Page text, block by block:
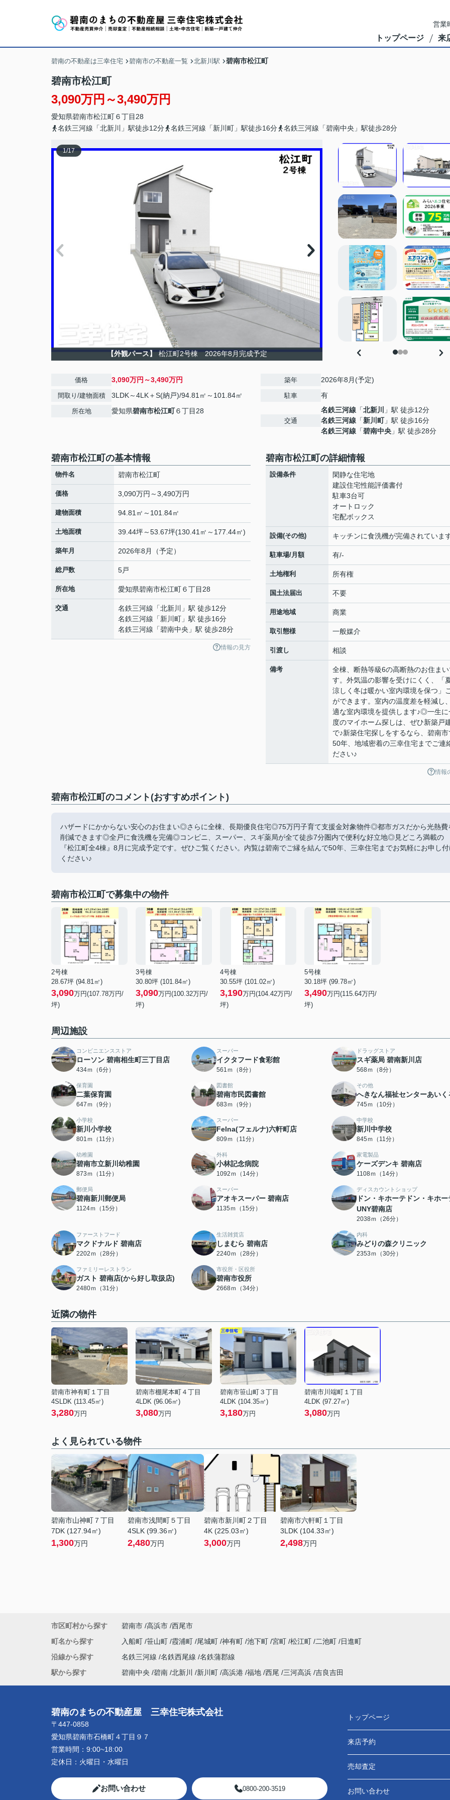
営業
トップページ 来
碧南の不動産は三幸住宅 碧南市の不動産一覧 北新川駅 碧南市松江町
碧南市松江町
3,090万円～3,490万円
愛知県碧南市松江町６丁目28
名鉄三河線「北新川」駅徒歩12分
名鉄三河線「新川町」駅徒歩16分 名鉄三河線「碧南中央」駅徒歩28分
1/17
【外観パース】 松江町2号棟 2026年8月完成予定
価格 3,090万円～3,490万円
間取り/建物面積 3LDK～4LK＋S(納戸)/94.81㎡～101.84㎡
所在地 愛知県碧南市松江町６丁目28
築年 2026年8月(予定)
駐車 有
交通
名鉄三河線 「北新川
」駅 徒歩12分
名鉄三河線 「新川町」駅 徒歩16分
名鉄三河線 「碧南中央 」駅 徒歩28分
碧南市松江町の基本情報
物件名 碧南市松江町
価格 3,090万円～3,490万円
建物面積 94.81㎡～101.84㎡
土地面積 39.44坪～53.67坪(130.41㎡～177.44㎡)
築年月 2026年8月（予定）
総戸数 5戸
所在地 愛知県碧南市松江町６丁目28
交通 名鉄三河線 「北新川
」駅 徒歩12分
名鉄三河線 「新川町 」駅 徒歩16分
名鉄三河線 「碧南中央 」駅 徒歩28分
情報の見方
碧南市松江町の詳細情報
設備条件
閑静な住宅地
建設住宅性能評価書付
駐車3台可
オートロック
宅配ボックス
設備(その他) キッチンに食洗機が完備されていま
駐車場/月額 有/-
土地権利 所有権
国土法届出 不要
用途地域 商業
取引態様 一般媒介
引渡し 相談
備考
全棟、断熱等級6の高断熱のお住ま
す。外気温の影響を受けにくく、「
涼しく冬は暖かい室内環境を保つ」
ができます。室内の温度差を軽減し
適な室内環境を提供します♪◎一生に
度のマイホーム探しは、ぜひ新築戸
で♪新築住宅探しをするなら、碧南市
50年、地域密着の三幸住宅までご連
ださい♪
情報
碧南市松江町のコメント(おすすめポイント)
ハザードにかからない安心のお住まい◎さらに全棟、長期優良住宅◎75万円子育て支援金対象物件◎都市ガスだから光熱費
削減できます◎全戸に食洗機を完備◎コンビニ、スーパー、スギ薬局が全て徒歩7分圏内で便利な好立地◎見どころ満載の
『松江町全4棟』8月に完成予定です。ぜひご覧ください。内覧は碧南でご縁を結んで50年、三幸住宅までお気軽にお申し
ください♪
碧南市松江町で募集中の物件
2号棟
28.67坪 (94.81㎡)
3,090万円(107.78万円/
坪)
3号棟
30.80坪 (101.84㎡)
3,090万円(100.32万円/
坪)
4号棟
30.55坪 (101.02㎡)
3,190万円(104.42万円/
坪)
5号棟
30.18坪 (99.78㎡)
3,490万円(115.64万円/
坪)
周辺施設
コンビニエンスストア
ローソン 碧南相生町三丁目店
434ｍ（6分）
スーパー
イクタフード食彩館
561ｍ（8分）
ドラッグストア
スギ薬局 碧南新川店
568ｍ（8分）
保育園
二葉保育園
647ｍ（9分）
図書館
碧南市民図書館
683ｍ（9分）
その他
へきなん福祉センターあいく
745ｍ（10分）
小学校
新川小学校
801ｍ（11分）
スーパー
Felna(フェルナ)六軒町店
809ｍ（11分）
中学校
新川中学校
845ｍ（11分）
幼稚園
碧南市立新川幼稚園
873ｍ（11分）
外科
小林記念病院
1092ｍ（14分）
家電製品
ケーズデンキ 碧南店
1108ｍ（14分）
郵便局
碧南新川郵便局
1124ｍ（15分）
スーパー
アオキスーパー 碧南店
1135ｍ（15分）
ディスカウントショップ
ドン・キホーテドン・キホー
UNY碧南店
2038ｍ（26分）
ファーストフード
マクドナルド 碧南店
2202ｍ（28分）
生活雑貨店
しまむら 碧南店
2240ｍ（28分）
内科
みどりの森クリニック
2353ｍ（30分）
ファミリーレストラン
ガスト 碧南店(から好し取扱店)
2480ｍ（31分）
市役所・区役所
碧南市役所
2668ｍ（34分）
近隣の物件
碧南市神有町１丁目
4SLDK (113.45㎡)
3,280万円
碧南市棚尾本町４丁目
4LDK (96.06㎡)
3,080万円
碧南市笹山町３丁目
4LDK (104.35㎡)
3,180万円
碧南市川端町１丁目
4LDK (97.27㎡)
3,080万円
よく見られている物件
碧南市山神町７丁目
7DK (127.94㎡)
1,300万円
碧南市浅間町５丁目
4SLK (99.36㎡)
2,480万円
碧南市新川町２丁目
4K (225.03㎡)
3,000万円
碧南市六軒町１丁目
3LDK (104.33㎡)
2,498万円
市区町村から探す 碧南市 高浜市 西尾市
町名から探す
入船町 笹山町 霞浦町 尾城町 神有町 池下町 宮町 松江町 二池町
日進町
沿線から探す
名鉄三河線 名鉄西尾線 名鉄蒲郡線
駅から探す
碧南中央 碧南 北新川 新川町 高浜港 福地 西尾 三河高浜 吉良吉田
碧南のまちの不動産屋 三幸住宅株式会社
〒447-0858
愛知県碧南市石橋町４丁目９７
営業時間： 9:00~18:00
定休日： 火曜日・水曜日
お問い合わせ 0800-200-3519
トップページ
来店予約
売却査定
お問い合わせ